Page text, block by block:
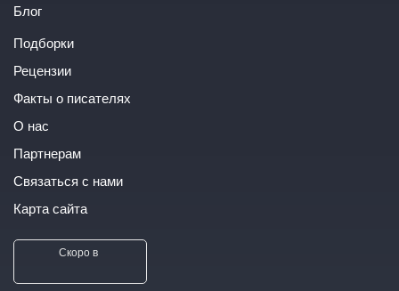
Блог
Подборки
Рецензии
Факты о писателях
О нас
Партнерам
Связаться с нами
Карта сайта
Скоро в